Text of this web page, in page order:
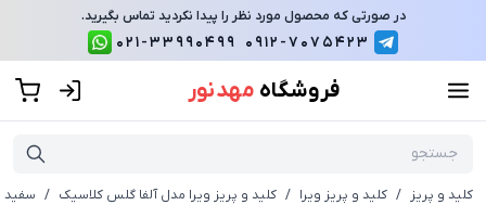
در صورتی که محصول مورد نظر را پیدا نکردید تماس بگیرید.
0912-7075423
021-33990499
فروشگاه مهد نور
کلید و پریز / کلید و پریز ویرا / کلید و پریز ویرا مدل آلفا گلس کلاسیک / سفید